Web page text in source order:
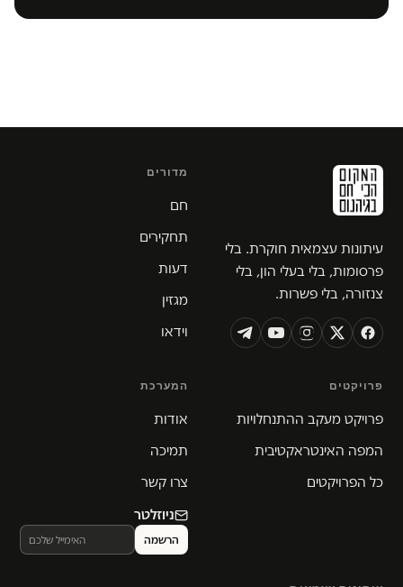
עיתונות עצמאית חוקרת. בלי
פרסומות, בלי בעלי הון, בלי
צנזורה, בלי פשרות.
מדורים
חם
תחקירים
דעות
מגזין
וידאו
פרויקטים
פרויקט מעקב ההתנחלויות
המפה האינטראקטיבית
כל הפרויקטים
המערכת
אודות
תמיכה
צרו קשר
ניוזלטר